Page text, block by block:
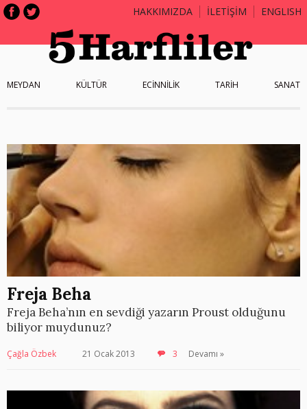
HAKKIMIZDA İLETİŞİM ENGLISH
MEYDAN KÜLTÜR ECİNNİLİK TARİH SANAT
Freja Beha
Freja Beha’nın en sevdiği yazarın Proust olduğunu
biliyor muydunuz?
Çağla Özbek 21 Ocak 2013 3 Devamı »